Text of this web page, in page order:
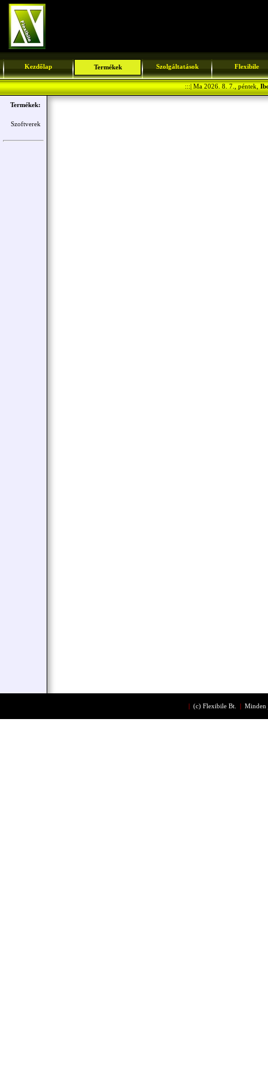
Kezdőlap Termékek Szolgáltatások Flexibile
:::| Ma 2026. 8. 7., péntek,
Termékek:
Szoftverek
(c) Flexibile Bt. Minden